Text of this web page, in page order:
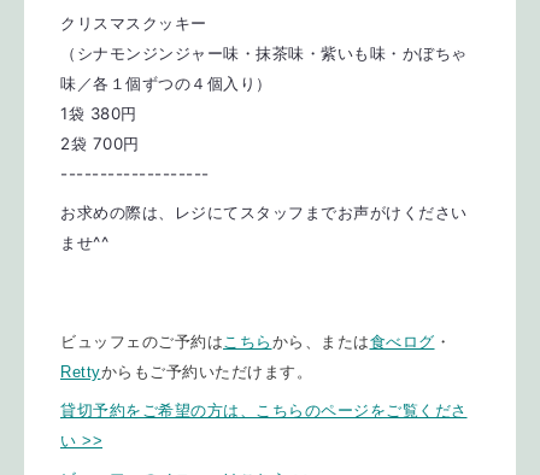
クリスマスクッキー
（シナモンジンジャー味・抹茶味・紫いも味・かぼちゃ
味／各１個ずつの４個入り）
1袋 380円
2袋 700円
-------------------
お求めの際は、レジにてスタッフまでお声がけください
ませ^^
ビュッフェのご予約は こちら から、または食べログ ・
Rettyからもご予約いただけます。
貸切予約をご希望の方は、こちらのページをご覧くださ
い >>